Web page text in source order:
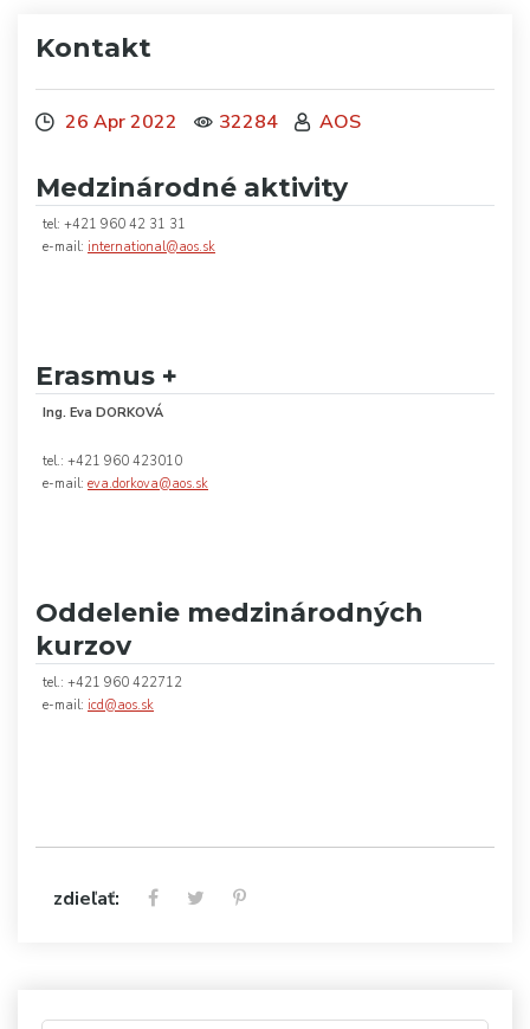
Kontakt
26 Apr 2022 32284 AOS
Medzinárodné aktivity
tel: +421 960 42 31 31
e-mail: international@aos.sk
Erasmus +
Ing. Eva DORKOVÁ
tel.: +421 960 423010
e-mail: eva.dorkova@aos.sk
Oddelenie medzinárodných
kurzov
tel.: +421 960 422712
e-mail: icd@aos.sk
zdieľať: